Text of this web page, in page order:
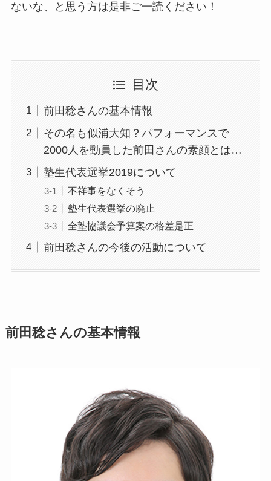
ないな、と思う方は是非ご一読ください！
目次
前田稔さんの基本情報
その名も似浦大知？パフォーマンスで
2000人を動員した前田さんの素顔とは…
塾生代表選挙2019について
不祥事をなくそう
塾生代表選挙の廃止
全塾協議会予算案の格差是正
前田稔さんの今後の活動について
前田稔さんの基本情報